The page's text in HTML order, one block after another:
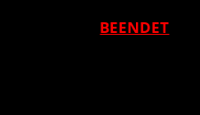
BEENDET